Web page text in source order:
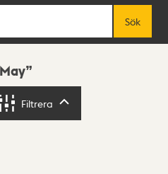
Sök
Filtrera